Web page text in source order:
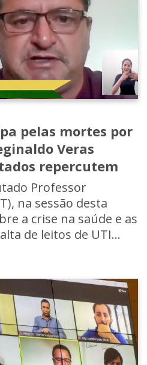
pelas mortes por
Veras
repercutem
Professor
na sessão desta
a crise na saúde e as
de leitos de UTI...